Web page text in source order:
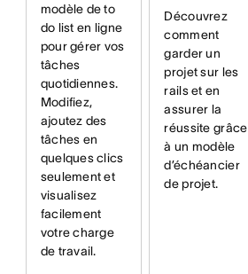
modèle de to
do list en ligne
pour gérer vos
tâches
quotidiennes.
Modifiez,
ajoutez des
tâches en
quelques clics
seulement et
visualisez
facilement
votre charge
de travail.
Découvrez
comment
garder un
projet sur les
rails et en
assurer la
réussite grâce
à un modèle
d’échéancier
de projet.